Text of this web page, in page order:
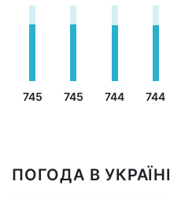
745 745 744 744
ПОГОДА В УКРАЇНІ